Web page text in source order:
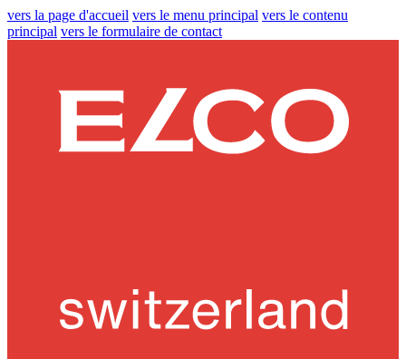
vers la page d'accueil vers le menu principal vers le contenu
principal vers le formulaire de contact